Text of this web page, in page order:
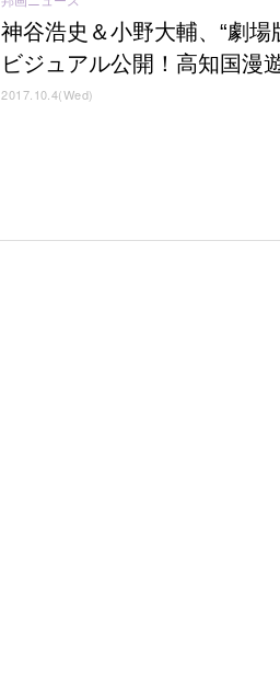
神谷浩史＆小野大輔、“劇場
ビジュアル公開！高知国漫
2017.10.4(Wed)